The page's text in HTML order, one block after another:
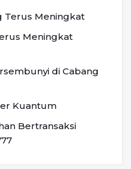
Terus Meningkat
Meningkat
di Cabang
Kuantum
Bertransaksi